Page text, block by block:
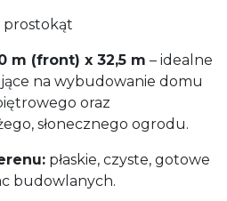
m (front) x 32,5 m – idealne
na wybudowanie domu
oraz
słonecznego ogrodu.
płaskie, czyste, gotowe
budowlanych.